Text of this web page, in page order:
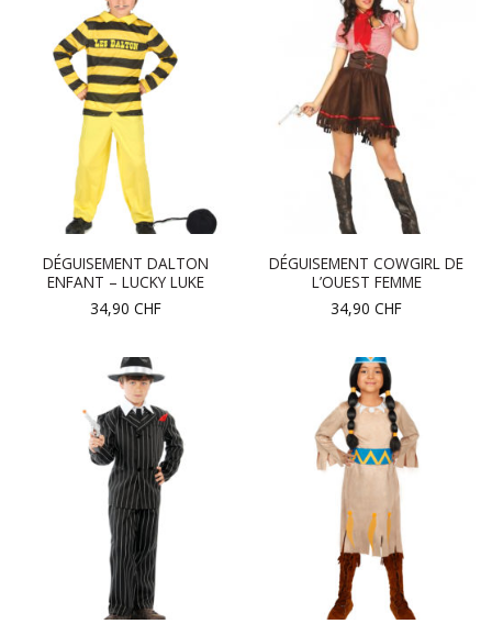
DÉGUISEMENT DALTON
ENFANT – LUCKY LUKE
34,90 CHF
DÉGUISEMENT COWGIRL DE
L’OUEST FEMME
34,90 CHF